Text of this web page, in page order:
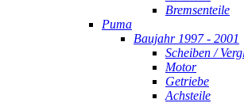
Bremsenteile
Puma
Baujahr 1997 - 2001
Scheiben /
Motor
Getriebe
Achsteile